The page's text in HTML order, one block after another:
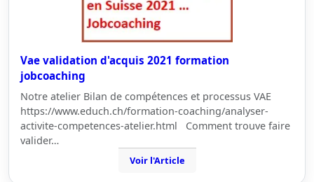
Vae validation d'acquis 2021 formation
jobcoaching
Notre atelier Bilan de compétences et processus VAE
https://www.educh.ch/formation-coaching/analyser-
activite-competences-atelier.html Comment trouve faire
valider…
Voir l'Article